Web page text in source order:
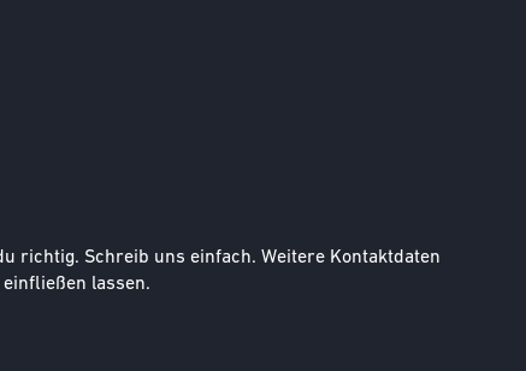
richtig. Schreib uns einfach. Weitere Kontaktdaten
lassen.